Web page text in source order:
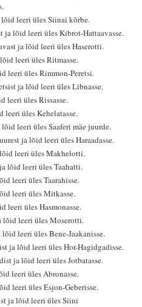
leeri üles Siinai kõrbe.
ja lõid leeri üles Kibrot-Hattaavasse.
ja lõid leeri üles Haserotti.
leeri üles Ritmasse.
leeri üles Rimmon-Peretsi.
ja lõid leeri üles Libnasse.
leeri üles Rissasse.
leeri üles Kehelatasse.
leeri üles Saaferi mäe juurde.
ja lõid leeri üles Haraadasse.
leeri üles Makhelotti.
lõid leeri üles Taahatti.
leeri üles Taarahisse.
leeri üles Mitkasse.
leeri üles Hasmonasse.
lõid leeri üles Moserotti.
leeri üles Bene-Jaakanisse.
ja lõid leeri üles Hor-Hagidgadisse.
ja lõid leeri üles Jotbatasse.
leeri üles Abronasse.
leeri üles Esjon-Geberisse.
ja lõid leeri üles Siini